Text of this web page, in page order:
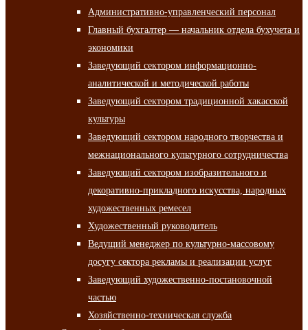
Административно-управленческий персонал
Главный бухгалтер — начальник отдела бухучета и
экономики
Заведующий сектором информационно-
аналитической и методической работы
Заведующий сектором традиционной хакасской
культуры
Заведующий сектором народного творчества и
межнационального культурного сотрудничества
Заведующий сектором изобразительного и
декоративно-прикладного искусства, народных
художественных ремесел
Художественный руководитель
Ведущий менеджер по культурно-массовому
досугу сектора рекламы и реализации услуг
Заведующий художественно-постановочной
частью
Хозяйственно-техническая служба